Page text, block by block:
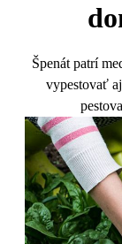
Špenát patrí
vypestovať